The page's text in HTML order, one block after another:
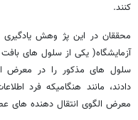
کنند.
محققان در این پژ وهش
آزمایشگاه( یکی از سلول های
سلول های مذکور را در معرض
دادند، مانند هنگامیکه فرد
معرض الگوی انتقال دهنده های